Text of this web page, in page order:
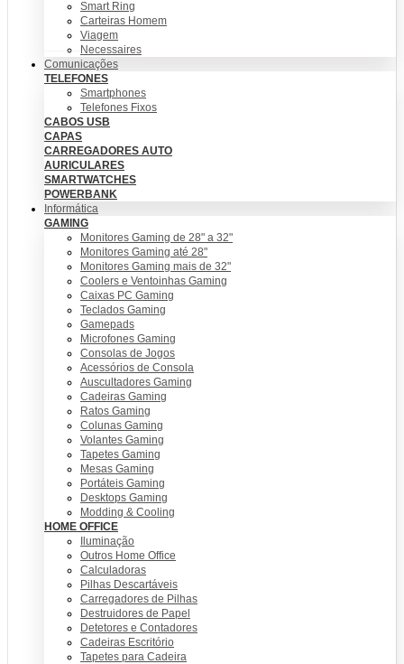
Smart Ring
Carteiras Homem
Viagem
Necessaires
Comunicações
TELEFONES
Smartphones
Telefones Fixos
CABOS USB
CAPAS
CARREGADORES AUTO
AURICULARES
SMARTWATCHES
POWERBANK
Informática
GAMING
Monitores Gaming de 28" a 32"
Monitores Gaming até 28"
Monitores Gaming mais de 32"
Coolers e Ventoinhas Gaming
Caixas PC Gaming
Teclados Gaming
Gamepads
Microfones Gaming
Consolas de Jogos
Acessórios de Consola
Auscultadores Gaming
Cadeiras Gaming
Ratos Gaming
Colunas Gaming
Volantes Gaming
Tapetes Gaming
Mesas Gaming
Portáteis Gaming
Desktops Gaming
Modding & Cooling
HOME OFFICE
Iluminação
Outros Home Office
Calculadoras
Pilhas Descartáveis
Carregadores de Pilhas
Destruidores de Papel
Detetores e Contadores
Cadeiras Escritório
Tapetes para Cadeira